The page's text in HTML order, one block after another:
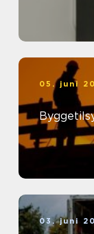
05. juni
03. juni